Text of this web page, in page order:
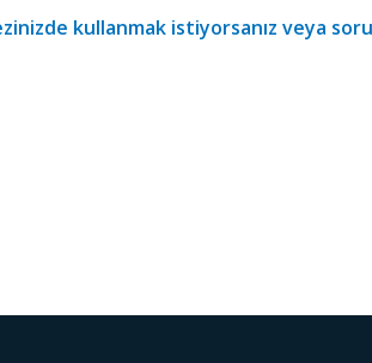
kullanmak istiyorsanız veya